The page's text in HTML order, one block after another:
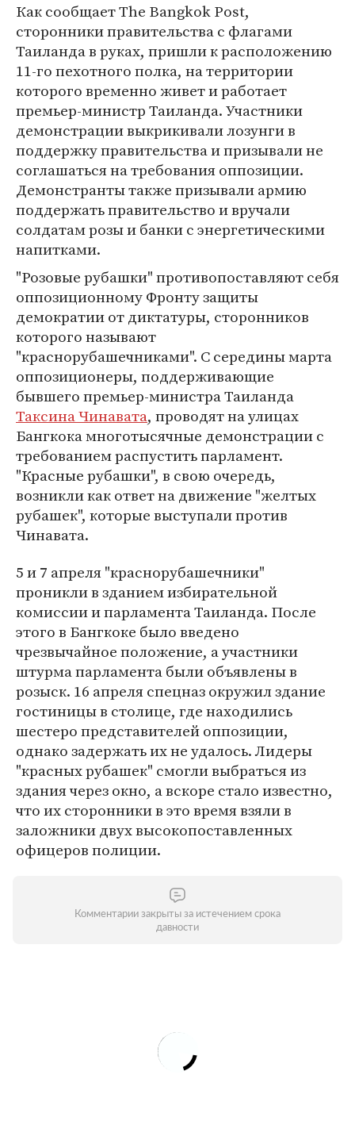
Как сообщает The Bangkok Post,
сторонники правительства с флагами
Таиланда в руках, пришли к расположению
11-го пехотного полка, на территории
которого временно живет и работает
премьер-министр Таиланда. Участники
демонстрации выкрикивали лозунги в
поддержку правительства и призывали не
соглашаться на требования оппозиции.
Демонстранты также призывали армию
поддержать правительство и вручали
солдатам розы и банки с энергетическими
напитками.
"Розовые рубашки" противопоставляют себя
оппозиционному Фронту защиты
демократии от диктатуры, сторонников
которого называют
"краснорубашечниками". С середины марта
оппозиционеры, поддерживающие
бывшего премьер-министра Таиланда
Таксина Чинавата, проводят на улицах
Бангкока многотысячные демонстрации с
требованием распустить парламент.
"Красные рубашки", в свою очередь,
возникли как ответ на движение "желтых
рубашек", которые выступали против
Чинавата.
5 и 7 апреля "краснорубашечники"
проникли в зданием избирательной
комиссии и парламента Таиланда. После
этого в Бангкоке было введено
чрезвычайное положение, а участники
штурма парламента были объявлены в
розыск. 16 апреля спецназ окружил здание
гостиницы в столице, где находились
шестеро представителей оппозиции,
однако задержать их не удалось. Лидеры
"красных рубашек" смогли выбраться из
здания через окно, а вскоре стало известно,
что их сторонники в это время взяли в
заложники двух высокопоставленных
офицеров полиции.
Комментарии закрыты за истечением срока
давности